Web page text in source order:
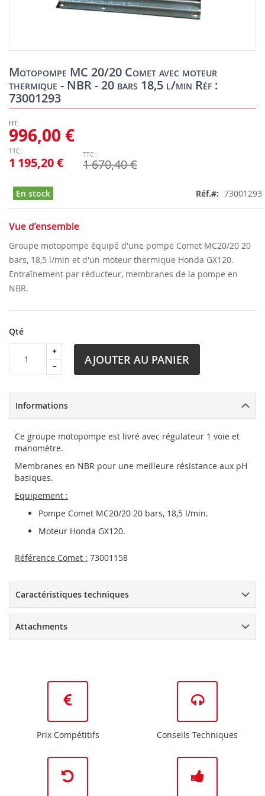
Motopompe MC 20/20 Comet avec moteur
thermique - NBR - 20 bars 18,5 l/min Réf :
73001293
1 195,20 €
996,00 €
1 670,40 €
En stock Réf. 73001293
Vue d’ensemble
Groupe motopompe équipé d'une pompe Comet MC20/20 20
bars, 18,5 l/min et d'un moteur thermique Honda GX120.
Entraînement par réducteur, membranes de la pompe en
NBR.
Qté
AJOUTER AU PANIER
to
the
beginning
of
images
gallery
Informations
Ce groupe motopompe est livré avec régulateur 1 voie et
manomètre.
Membranes en NBR pour une meilleure résistance aux pH
basiques.
Equipement :
Pompe Comet MC20/20 20 bars, 18,5 l/min.
Moteur Honda GX120.
Référence Comet : 73001158
Caractéristiques techniques
Attachments
Prix Compétitifs Conseils Techniques